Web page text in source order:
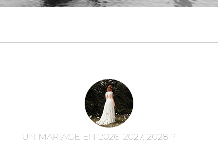
UN MARIAGE EN 2026, 2027, 2028 ?